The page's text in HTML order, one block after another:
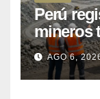
Perú
mineros
de mil
cobre y
AGO 6,